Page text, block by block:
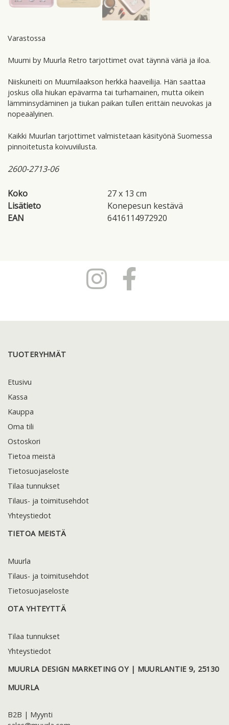
Varastossa
Muumi by Muurla Retro tarjottimet ovat täynnä väriä ja iloa.
Niiskuneiti on Muumilaakson herkkä haaveilija. Hän saattaa
joskus olla hiukan epävarma tai turhamainen, mutta oikein
lämminsydäminen ja tiukan paikan tullen erittäin neuvokas ja
nopeaälyinen.
Kaikki Muurlan tarjottimet valmistetaan käsityönä Suomessa
pinnoitetusta koivuviilusta.
2600-2713-06
Koko
27 x 13 cm
Lisätieto
Konepesun kestävä
EAN
6416114972920
TUOTERYHMÄT
Etusivu
Kassa
Kauppa
Oma tili
Ostoskori
Tietoa meistä
Tietosuojaseloste
Tilaa tunnukset
Tilaus- ja toimitusehdot
Yhteystiedot
TIETOA MEISTÄ
Muurla
Tilaus- ja toimitusehdot
Tietosuojaseloste
OTA YHTEYTTÄ
Tilaa tunnukset
Yhteystiedot
MUURLA DESIGN MARKETING OY | MUURLANTIE 9, 25130
MUURLA
B2B | Myynti